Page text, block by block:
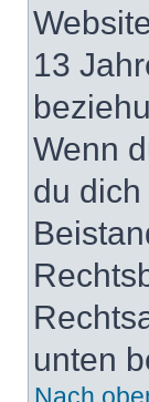
13
Wenn
du
unten